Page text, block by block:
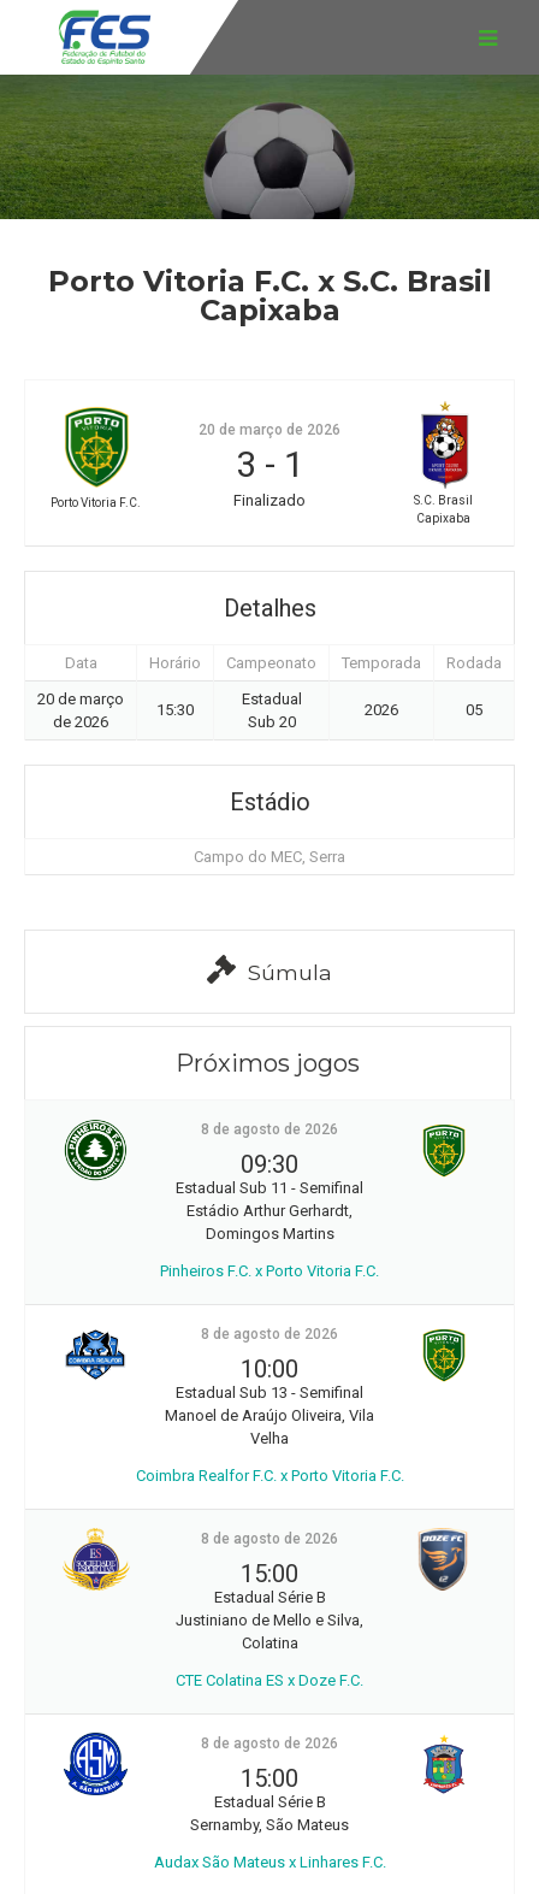
Porto Vitoria F.C. x S.C. Brasil
Capixaba
Porto Vitoria F.C.
S.C. Brasil
Capixaba
20 de março de 2026
3 - 1
Finalizado
Detalhes
Data Horário Campeonato Temporada
Rodada
20 de março
de 2026
15:30
Estadual
Sub 20
2026 05
Estádio
Campo do MEC, Serra
Súmula
Próximos jogos
8 de agosto de 2026
09:30
Estadual Sub 11 - Semifinal
Estádio Arthur Gerhardt,
Domingos Martins
Pinheiros F.C. x Porto Vitoria F.C.
8 de agosto de 2026
10:00
Estadual Sub 13 - Semifinal
Manoel de Araújo Oliveira, Vila
Velha
Coimbra Realfor F.C. x Porto Vitoria F.C.
8 de agosto de 2026
15:00
Estadual Série B
Justiniano de Mello e Silva,
Colatina
CTE Colatina ES x Doze F.C.
8 de agosto de 2026
15:00
Estadual Série B
Sernamby, São Mateus
Audax São Mateus x Linhares F.C.